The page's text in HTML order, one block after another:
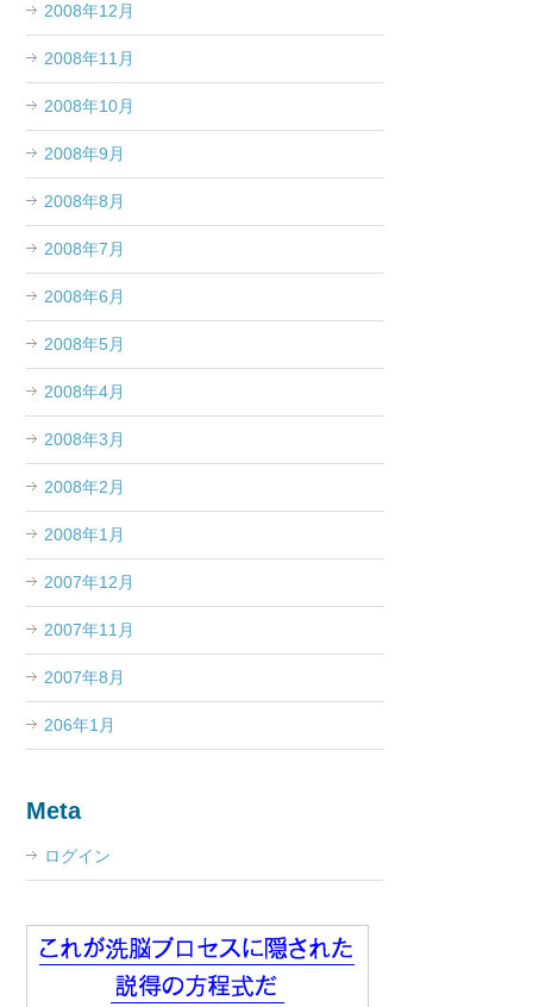
2008年12月
2008年11月
2008年10月
2008年9月
2008年8月
2008年7月
2008年6月
2008年5月
2008年4月
2008年3月
2008年2月
2008年1月
2007年12月
2007年11月
2007年8月
206年1月
Meta
ログイン